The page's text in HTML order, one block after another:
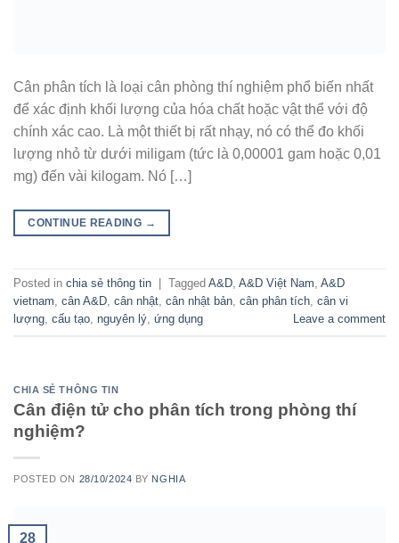
Cân phân tích là loại cân phòng thí nghiệm phổ biến nhất
để xác định khối lượng của hóa chất hoặc vật thể với độ
chính xác cao. Là một thiết bị rất nhạy, nó có thể đo khối
lượng nhỏ từ dưới miligam (tức là 0,00001 gam hoặc 0,01
mg) đến vài kilogam. Nó […]
CONTINUE READING →
Posted in chia sẻ thông tin Tagged A&D, A&D Việt Nam, A&D
vietnam, cân A&D, cân nhật, cân nhật bản, cân phân tích, cân vi
lượng, cấu tạo, nguyên lý, ứng dụng Leave a comment
CHIA SẺ THÔNG TIN
Cân điện tử cho phân tích trong phòng thí
nghiệm?
POSTED ON 28/10/2024 BY NGHIA
28